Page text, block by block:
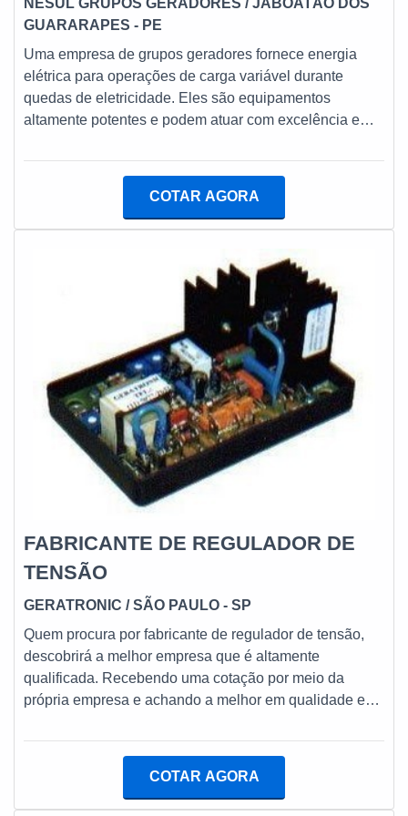
NESUL GRUPOS GERADORES / JABOATÃO DOS
GUARARAPES - PE
Uma empresa de grupos geradores fornece energia
elétrica para operações de carga variável durante
quedas de eletricidade. Eles são equipamentos
altamente potentes e podem atuar com excelência em
versatilidade e eficiência.MAIS SOBRE EMPRESAS
mercado, o que serve ao atendimento de variados
COTAR AGORA
FABRICANTE DE REGULADOR DE
TENSÃO
GERATRONIC / SÃO PAULO - SP
Quem procura por fabricante de regulador de tensão,
descobrirá a melhor empresa que é altamente
qualificada. Recebendo uma cotação por meio da
própria empresa e achando a melhor em qualidade e
deve sempre ser adquirido com empresas
materiais, além de evitar prejuízos com substituições
COTAR AGORA